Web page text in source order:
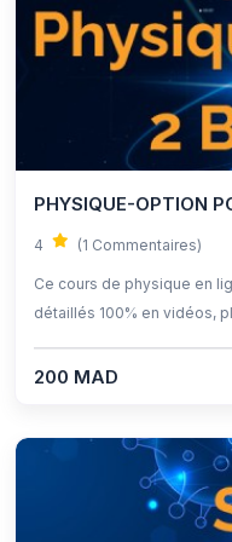
PHYSIQUE-OPTION
4 (1 Commentaires)
Ce cours de physique en
détaillés 100% en vidéos,
d'apprendre à son propre
200 MAD